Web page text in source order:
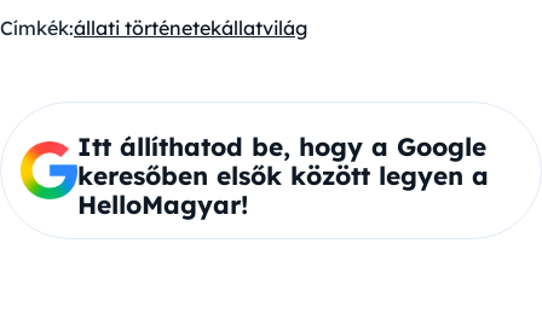
Címkék:állati történetekállatvilág
Itt állíthatod be, hogy a Google
keresőben elsők között legyen a
HelloMagyar!